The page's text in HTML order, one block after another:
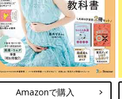
Amazonで購入